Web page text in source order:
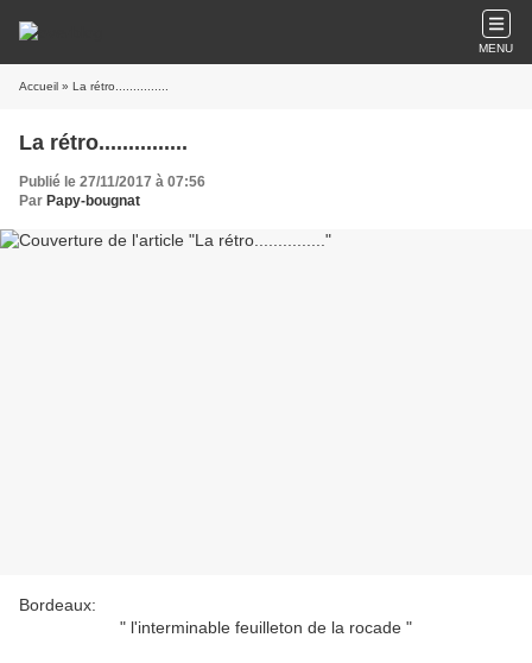
MENU
Accueil » La rétro...............
La rétro...............
Publié le 27/11/2017 à 07:56
Par Papy-bougnat
Bordeaux:
" l'interminable feuilleton de la rocade "